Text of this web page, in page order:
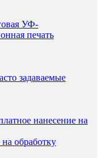
УФ-
печать
задаваемые
нанесение на
обработку